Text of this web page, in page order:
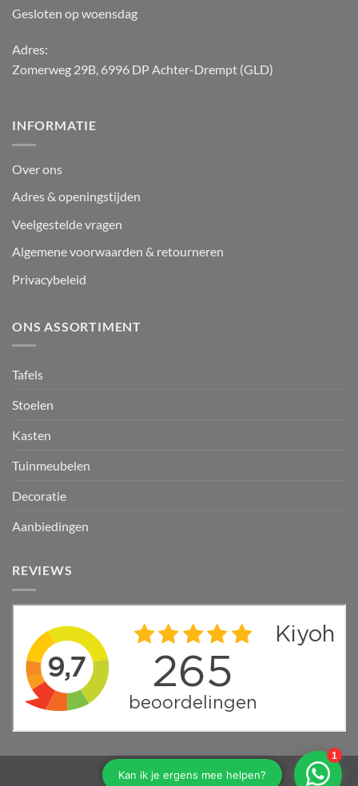
Gesloten op woensdag
Adres:
Zomerweg 29B, 6996 DP Achter-Drempt (GLD)
INFORMATIE
Over ons
Adres & openingstijden
Veelgestelde vragen
Algemene voorwaarden & retourneren
Privacybeleid
ONS ASSORTIMENT
Tafels
Stoelen
Kasten
Tuinmeubelen
Decoratie
Aanbiedingen
REVIEWS
PayPal BancontactMollie